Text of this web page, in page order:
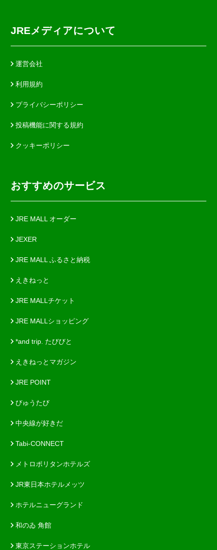
JREメディアについて
運営会社
利用規約
プライバシーポリシー
投稿機能に関する規約
クッキーポリシー
おすすめのサービス
JRE MALL オーダー
JEXER
JRE MALL ふるさと納税
えきねっと
JRE MALLチケット
JRE MALLショッピング
*and trip. たびびと
えきねっとマガジン
JRE POINT
びゅうたび
中央線が好きだ
Tabi-CONNECT
メトロポリタンホテルズ
JR東日本ホテルメッツ
ホテルニューグランド
和のゐ 角館
東京ステーションホテル